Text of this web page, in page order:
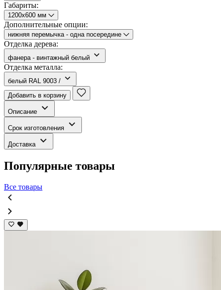
Габариты:
1200х600 мм
Дополнительные опции:
нижняя перемычка - одна посередине
Отделка дерева:
фанера - винтажный белый
Отделка металла:
белый RAL 9003 /
Добавить в корзину
Описание
Срок изготовления
Доставка
Популярные товары
Все товары